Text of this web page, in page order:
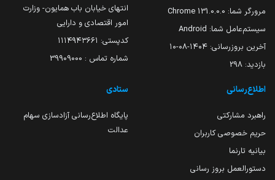
مرورگر شما: 131.0.0.0 Chrome
سیستم‌عامل شما: Android
آخرین بروزرسانی: ۱۴۰۴-۰۸-۱۰
بازدید: 298
انتهای خیابان باب همایون- وزارت
امور اقتصادی و دارایی
کدپستی: ۱۱۱۴۹۴۳۶۶۱
شماره تماس : 39909000
اطلاع‌رسانی
راهبرد مشارکتی
حریم خصوصی کاربران
بیانیه تارنما
دستورالعمل بروز رسانی
ستادی
پایگاه اطلاع‌رسانی آزادسازی سهام
عدالت